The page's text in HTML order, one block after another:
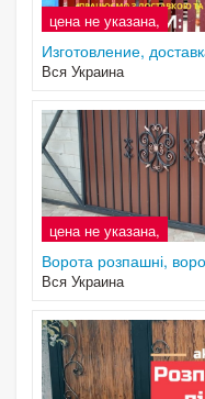
цена не указана,
Изготовление,
Вся Украина
цена не указана,
Ворота розпашні,
Вся Украина